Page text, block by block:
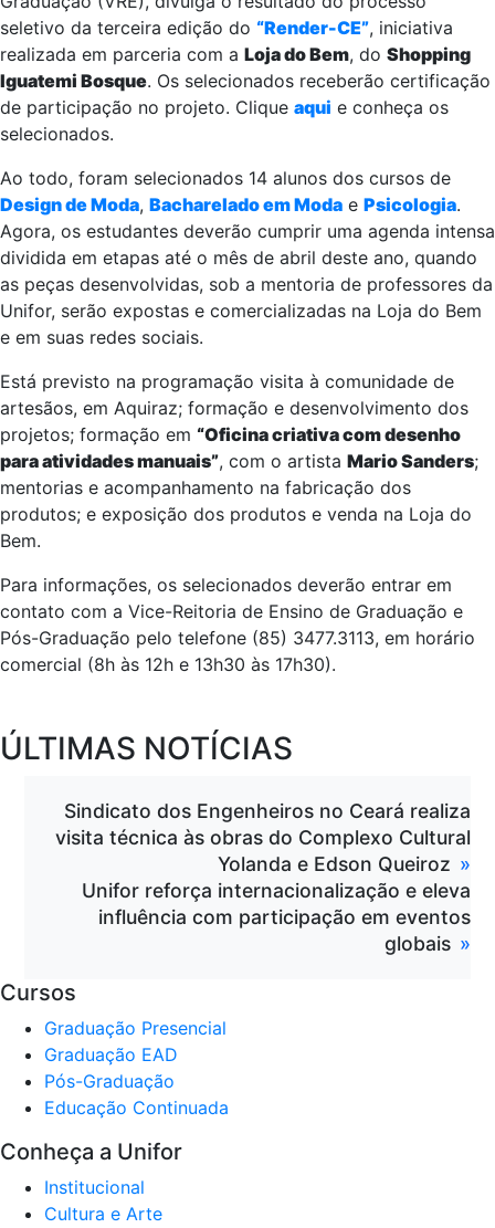
seletivo da terceira edição do “Render-CE”, iniciativa
realizada em parceria com a Loja do Bem, do Shopping
Iguatemi Bosque. Os selecionados receberão certificação
de participação no projeto. Clique aqui e conheça os
selecionados.
Ao todo, foram selecionados 14 alunos dos cursos de
Design de Moda, Bacharelado em Moda e Psicologia.
Agora, os estudantes deverão cumprir uma agenda intensa
dividida em etapas até o mês de abril deste ano, quando
as peças desenvolvidas, sob a mentoria de professores da
Unifor, serão expostas e comercializadas na Loja do Bem
e em suas redes sociais.
Está previsto na programação visita à comunidade de
artesãos, em Aquiraz; formação e desenvolvimento dos
projetos; formação em “Oficina criativa com desenho
para atividades manuais”, com o artista Mario Sanders;
mentorias e acompanhamento na fabricação dos
produtos; e exposição dos produtos e venda na Loja do
Bem.
Para informações, os selecionados deverão entrar em
contato com a Vice-Reitoria de Ensino de Graduação e
Pós-Graduação pelo telefone (85) 3477.3113, em horário
comercial (8h às 12h e 13h30 às 17h30).
ÚLTIMAS NOTÍCIAS
Sindicato dos Engenheiros no Ceará realiza
visita técnica às obras do Complexo Cultural
Yolanda e Edson Queiroz
Unifor reforça internacionalização e eleva
influência com participação em eventos
globais
Cursos
Graduação Presencial
Graduação EAD
Pós-Graduação
Educação Continuada
Conheça a Unifor
Institucional
Cultura e Arte